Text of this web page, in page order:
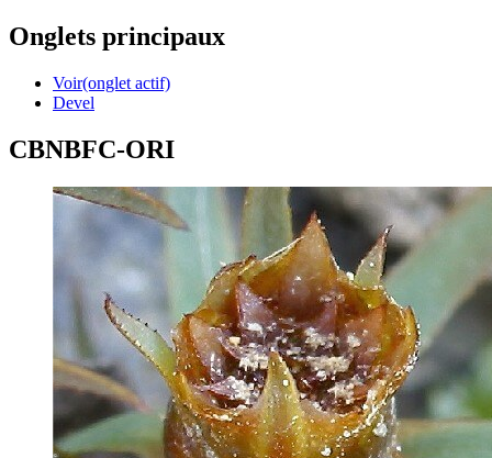
Onglets principaux
Voir(onglet actif)
Devel
CBNBFC-ORI